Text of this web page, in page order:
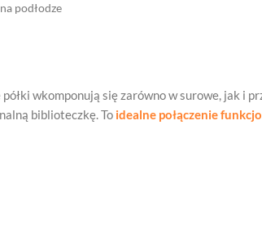
podłodze
półki wkomponują się zarówno w surowe, jak i
biblioteczkę. To idealne połączenie